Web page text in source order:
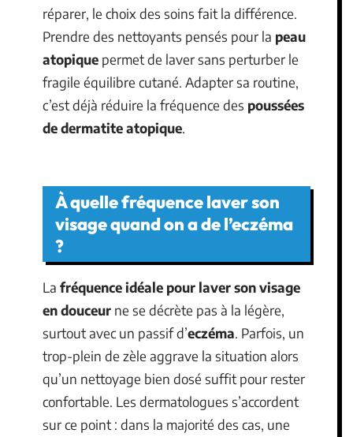
réparer, le choix des soins fait la différence.
Prendre des nettoyants pensés pour la peau
atopique permet de laver sans perturber le
fragile équilibre cutané. Adapter sa routine,
c’est déjà réduire la fréquence des poussées
de dermatite atopique.
À quelle fréquence laver son
visage quand on a de l’eczéma
?
La fréquence idéale pour laver son visage
en douceur ne se décrète pas à la légère,
surtout avec un passif d’eczéma. Parfois, un
trop-plein de zèle aggrave la situation alors
qu’un nettoyage bien dosé suffit pour rester
confortable. Les dermatologues s’accordent
sur ce point : dans la majorité des cas, une